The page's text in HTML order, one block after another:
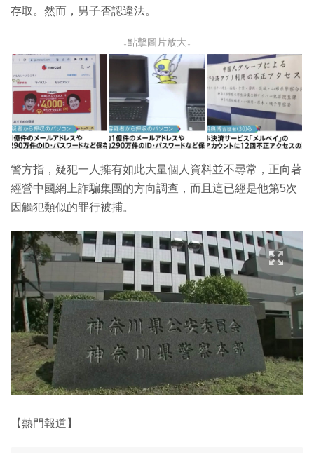
存取。然而，男子否認違法。
↓點擊圖片放大↓
警方指，疑犯一人擁有如此大量個人資料並不尋常，正向著
經營中國網上詐騙集團的方向調查，而且這已經是他第5次
因觸犯類似的罪行被捕。
【熱門報道】